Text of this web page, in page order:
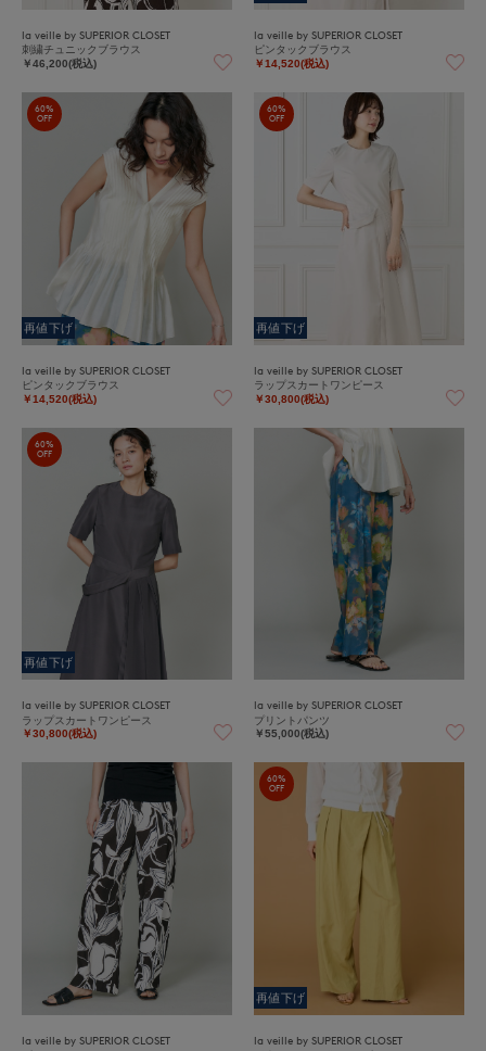
la veille by SUPERIOR CLOSET
刺繍チュニックブラウス
￥46,200(税込)
la veille by SUPERIOR CLOSET
ピンタックブラウス
￥14,520(税込)
60%
OFF
再値下げ
la veille by SUPERIOR CLOSET
ピンタックブラウス
￥14,520(税込)
60%
OFF
再値下げ
la veille by SUPERIOR CLOSET
ラップスカートワンピース
￥30,800(税込)
60%
OFF
再値下げ
la veille by SUPERIOR CLOSET
ラップスカートワンピース
￥30,800(税込)
la veille by SUPERIOR CLOSET
プリントパンツ
￥55,000(税込)
la veille by SUPERIOR CLOSET
60%
OFF
再値下げ
la veille by SUPERIOR CLOSET